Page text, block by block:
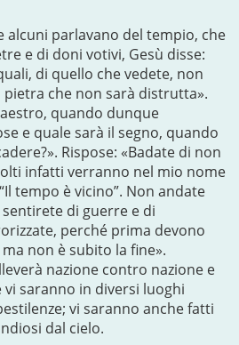
alcuni parlavano del tempio, che
e di doni votivi, Gesù disse:
di quello che vedete, non
che non sarà distrutta».
quando dunque
e quale sarà il segno, quando
Rispose: «Badate di non
infatti verranno nel mio nome
tempo è vicino”. Non andate
di guerre e di
perché prima devono
non è subito la fine».
nazione contro nazione e
saranno in diversi luoghi
vi saranno anche fatti
dal cielo.